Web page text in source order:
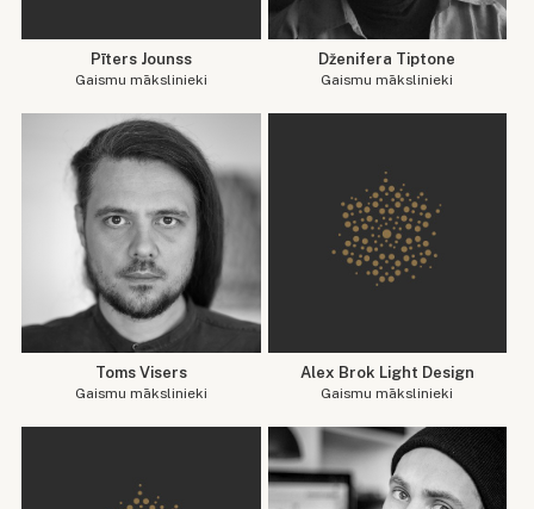
Pīters Jounss
Gaismu mākslinieki
Dženifera Tiptone
Gaismu mākslinieki
Toms Visers
Gaismu mākslinieki
Alex Brok Light Design
Gaismu mākslinieki